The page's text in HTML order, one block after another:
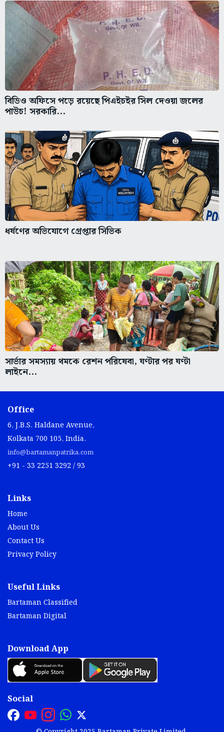
বিডিও অফিসে পড়ে রয়েছে পিএইচইর সিল দেওয়া জলের
পাউচ! সরকারি...
ধর্ষণের অভিযোগে গ্রেপ্তার সিভিক
সার্ভার সমস্যায় থমকে রেশন পরিষেবা, ঘণ্টার পর ঘণ্টা
লাইনে...
Office
6, J.B.S. Haldane Avenue,
Kolkata 700 105, India.
info@bartamanpatrika.com
+91 - 33 2251 3292 / 93
Links
Home
About Us
Contact Us
Privacy Policy
Useful Links
Bartaman Classified
Bartaman Digital
Download App
Social